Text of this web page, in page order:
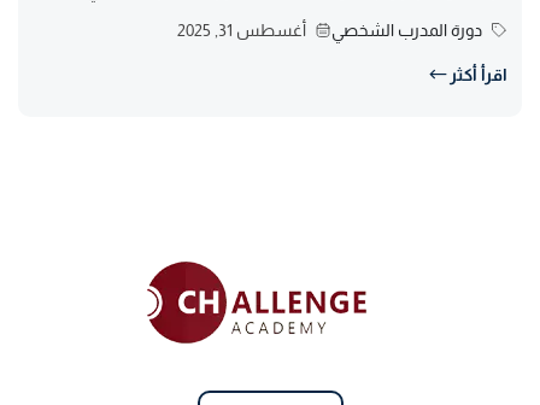
دورة المدرب الشخصي أغسطس 31, 2025
اقرأ أكثر